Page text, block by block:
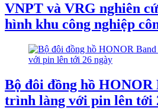
VNPT và VRG nghiên
hình khu công nghiệp
Bộ đôi đồng hồ HONOR
trình làng với pin lên tới